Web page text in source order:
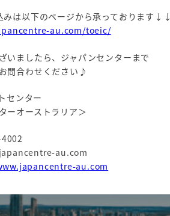
みは以下のページから承っております↓↓
au.com/toeic/
いましたら、ジャパンセンターまで
問合わせください♪
センター
ーオーストラリア＞
au.com
au.com